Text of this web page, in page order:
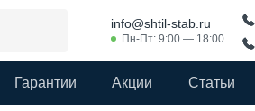
info@shtil-stab.ru
Пн-Пт: 9:00 — 18:00
Гарантии Акции Статьи